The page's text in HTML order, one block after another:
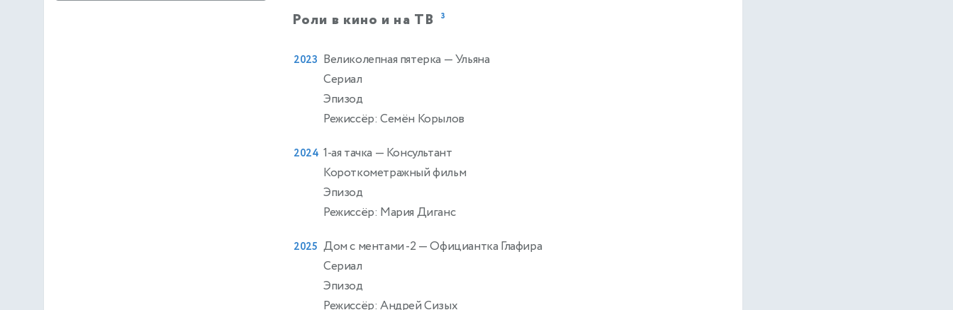
Роли в кино и на ТВ3
2023 Великолепная пятерка — Ульяна
Сериал
Эпизод
Режиссёр: Семён Корылов
2024 1-ая тачка — Консультант
Короткометражный фильм
Эпизод
Режиссёр: Мария Диганс
2025 Дом с ментами -2 — Официантка Глафира
Сериал
Эпизод
Режиссёр: Андрей Сизых